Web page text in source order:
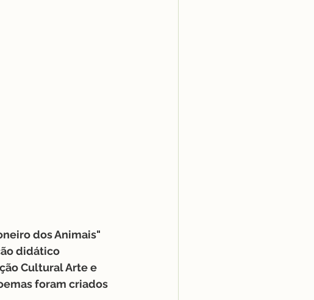
dos Animais"
didático
Cultural Arte e
foram criados